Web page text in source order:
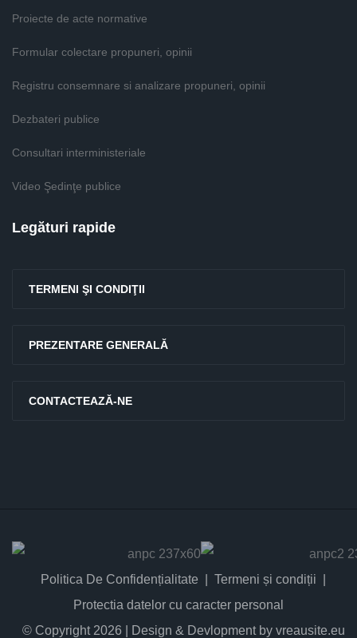
Proiecte de acte normative
Formular colectare propuneri, opinii
Registru consemnare si analizare propuneri, opinii
Dezbateri publice
Consultari interministeriale
Video Şedinţe publice
Legături rapide
TERMENI ŞI CONDIŢII
PREZENTARE GENERALĂ
CONTACTEAZĂ-NE
Politica De Confidențialitate
Termeni și condiții
Protectia datelor cu caracter personal
© Copyright 2026 | Design & Devlopment by vreausite.eu